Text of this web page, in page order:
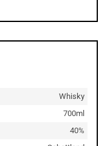
Whisky
700ml
40%